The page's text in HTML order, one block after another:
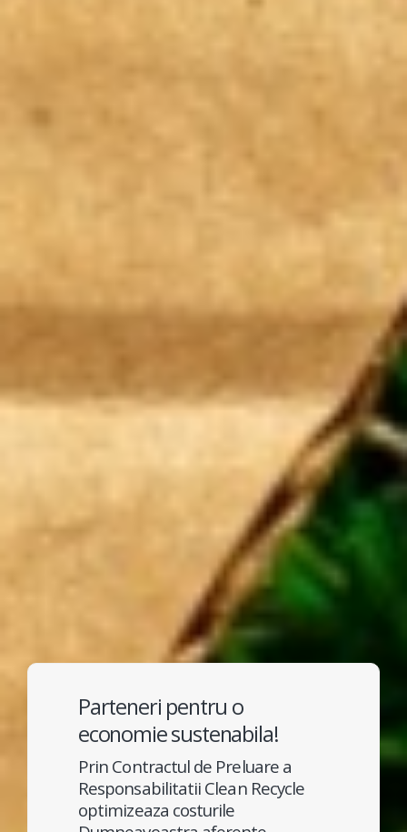
Parteneri pentru o
economie sustenabila!
Prin Contractul de Preluare a
Responsabilitatii Clean Recycle
optimizeaza costurile